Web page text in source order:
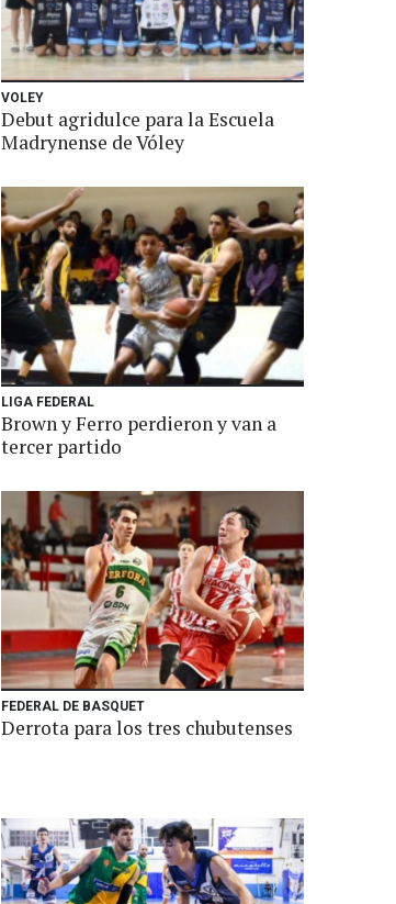
VOLEY
Debut agridulce para la Escuela
Madrynense de Vóley
LIGA FEDERAL
Brown y Ferro perdieron y van a
tercer partido
FEDERAL DE BASQUET
Derrota para los tres chubutenses